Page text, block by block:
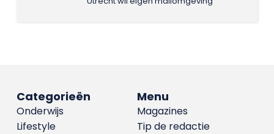
Menu
Magazines
Tip de redactie
Categorieën
Onderwijs
Lifestyle